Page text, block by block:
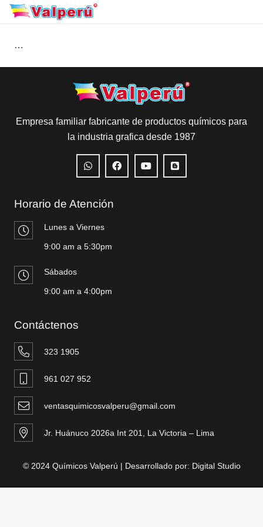
…
Empresa familiar fabricante de productos químicos para
la industria grafica desde 1987
Horario de Atención
Lunes a Viernes
9:00 am a 5:30pm
Sábados
9:00 am a 4:00pm
Contáctenos
323 1905
961 027 952
ventasquimicosvalperu@gmail.com
Jr. Huánuco 2026a Int 201, La Victoria – Lima
© 2024 Químicos Valperú | Desarrollado por: Digital Studio